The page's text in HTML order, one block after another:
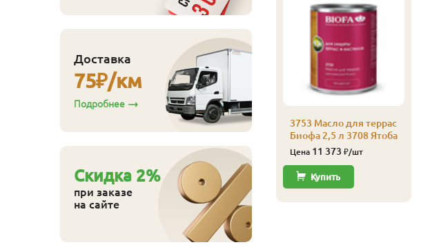
Гвозdeck
3753 Масло для террас
Биофа 2,5 л 3708 Ятоба
Цена 11 373 ₽/шт
Купить
Доставка
75₽/км
Подробнее
Cкидка 2%
при заказе
на сайте